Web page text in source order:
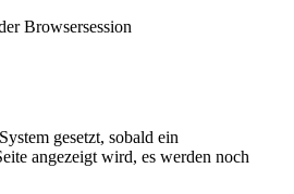
Browsersession
gesetzt, sobald ein
angezeigt wird, es werden noch